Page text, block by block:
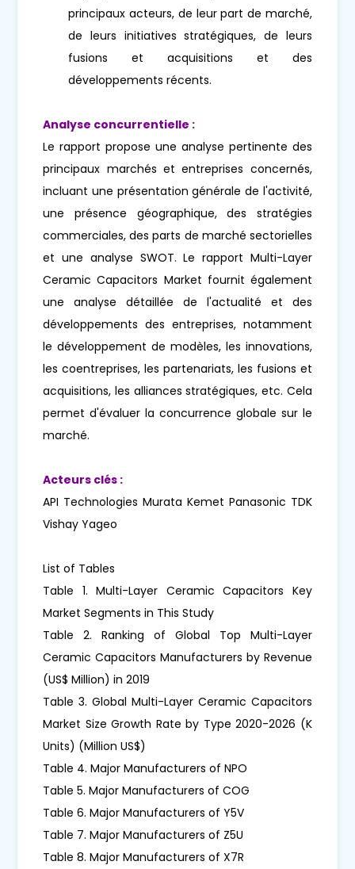
principaux acteurs, de leur part de marché,
de leurs initiatives stratégiques, de leurs
fusions et acquisitions et des
développements récents.
Analyse concurrentielle :
Le rapport propose une analyse pertinente des
principaux marchés et entreprises concernés,
incluant une présentation générale de l'activité,
une présence géographique, des stratégies
commerciales, des parts de marché sectorielles
et une analyse SWOT. Le rapport Multi-Layer
Ceramic Capacitors Market fournit également
une analyse détaillée de l'actualité et des
développements des entreprises, notamment
le développement de modèles, les innovations,
les coentreprises, les partenariats, les fusions et
acquisitions, les alliances stratégiques, etc. Cela
permet d'évaluer la concurrence globale sur le
marché.
Acteurs clés :
API Technologies Murata Kemet Panasonic TDK
Vishay Yageo
List of Tables
Table 1. Multi-Layer Ceramic Capacitors Key
Market Segments in This Study
Table 2. Ranking of Global Top Multi-Layer
Ceramic Capacitors Manufacturers by Revenue
(US$ Million) in 2019
Table 3. Global Multi-Layer Ceramic Capacitors
Market Size Growth Rate by Type 2020-2026 (K
Units) (Million US$)
Table 4. Major Manufacturers of NPO
Table 5. Major Manufacturers of COG
Table 6. Major Manufacturers of Y5V
Table 7. Major Manufacturers of Z5U
Table 8. Major Manufacturers of X7R